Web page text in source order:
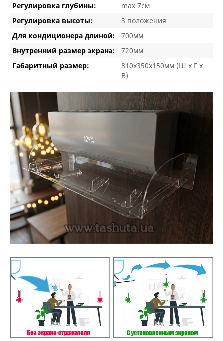
Регулировка глубины:
max 7см
Регулировка высоты:
3 положения
Для кондиционера длиной:
700мм
Внутренний размер экрана:
720мм
Габаритный размер:
810х350х150мм (Ш х Г х
В)